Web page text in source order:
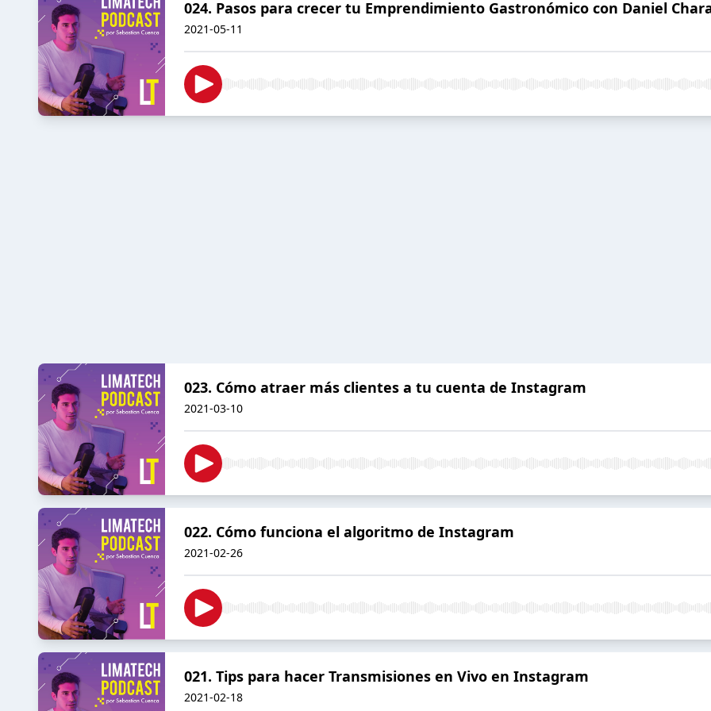
024. Pasos para crecer tu Emprendimiento Gastronómico con Daniel
2021-05-11
023. Cómo atraer más clientes a tu cuenta de Instagram
2021-03-10
022. Cómo funciona el algoritmo de Instagram
2021-02-26
021. Tips para hacer Transmisiones en Vivo en Instagram
2021-02-18